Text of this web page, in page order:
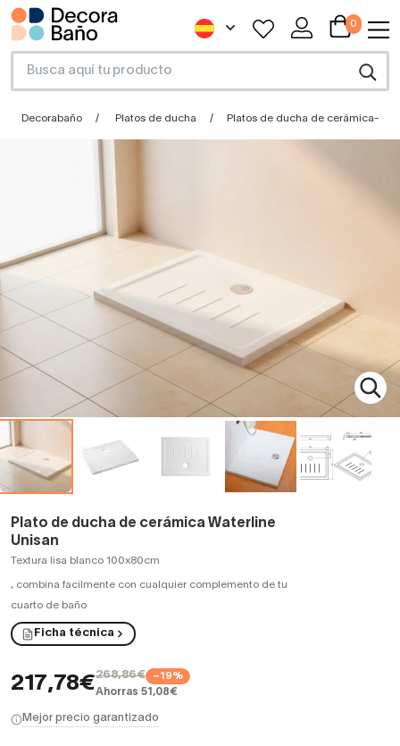
0
Decorabaño Platos de ducha Platos de ducha de
Plato de ducha de cerámica Waterline
Unisan
Textura lisa blanco 100x80cm
, combina facilmente con cualquier complemento de tu
cuarto de baño
Ficha técnica
217,78€268,86€ −19%
Ahorras 51,08€
Mejor precio garantizado